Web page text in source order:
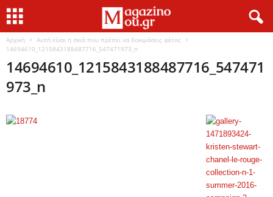
Αρχική
Αυτή είναι η σκιά που πρέπει να δοκιμάσεις φέτος
14694610_1215843188487716_547471973_n
14694610_1215843188487716_547471
973_n